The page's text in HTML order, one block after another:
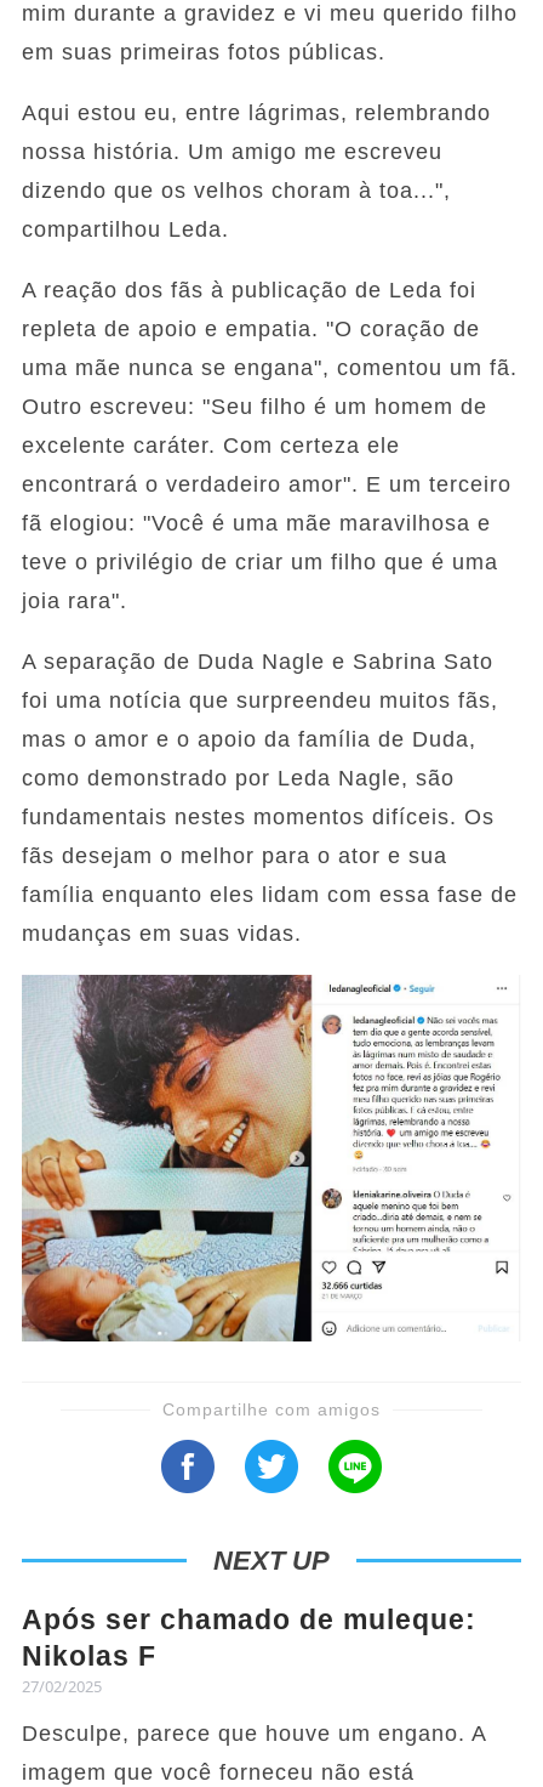
mim durante a gravidez e vi meu querido filho
em suas primeiras fotos públicas.
Aqui estou eu, entre lágrimas, relembrando
nossa história. Um amigo me escreveu
dizendo que os velhos choram à toa...",
compartilhou Leda.
A reação dos fãs à publicação de Leda foi
repleta de apoio e empatia. "O coração de
uma mãe nunca se engana", comentou um fã.
Outro escreveu: "Seu filho é um homem de
excelente caráter. Com certeza ele
encontrará o verdadeiro amor". E um terceiro
fã elogiou: "Você é uma mãe maravilhosa e
teve o privilégio de criar um filho que é uma
joia rara".
A separação de Duda Nagle e Sabrina Sato
foi uma notícia que surpreendeu muitos fãs,
mas o amor e o apoio da família de Duda,
como demonstrado por Leda Nagle, são
fundamentais nestes momentos difíceis. Os
fãs desejam o melhor para o ator e sua
família enquanto eles lidam com essa fase de
mudanças em suas vidas.
Compartilhe com amigos
NEXT UP
Após ser chamado de muleque:
Nikolas F
27/02/2025
Desculpe, parece que houve um engano. A
imagem que você forneceu não está